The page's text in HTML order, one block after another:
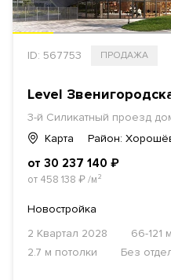
ID: 567753 ПРОДАЖА
Level
3-й Силикатный проезд
Карта
Район:
от 30 237 140 ₽
от 458 138 ₽/м²
Новостройка
2 Квартал 2028
66-121
2.7 м потолки
Без